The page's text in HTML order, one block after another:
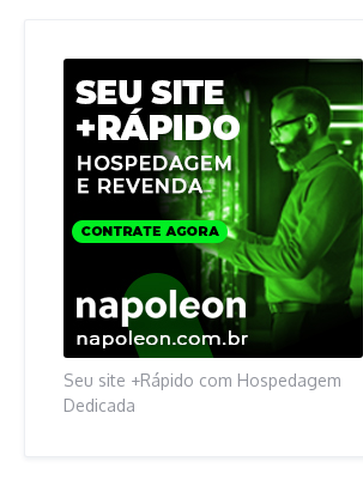
Seu site +Rápido com Hospedagem
Dedicada